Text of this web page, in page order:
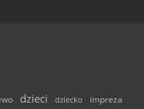
dzieci dziecko
impreza